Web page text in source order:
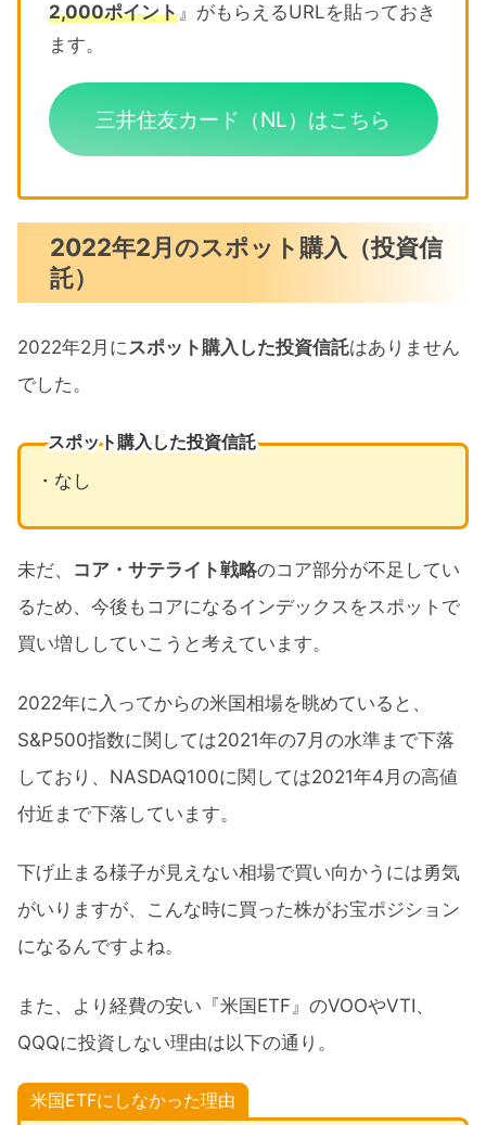
2,000ポイント』がもらえるURLを貼っておき
ます。
三井住友カード（NL）はこちら
2022年2月のスポット購入（投資信
託）
2022年2月に スポット購入した投資信託はありません
でした。
スポット購入した投資信託
・なし
未だ、 コア・サテライト戦略のコア部分が不足してい
るため、今後もコアになるインデックスをスポットで
買い増ししていこうと考えています。
2022年に入ってからの米国相場を眺めていると、
S&P500指数に関しては2021年の7月の水準まで下落
しており、NASDAQ100に関しては2021年4月の高値
付近まで下落しています。
下げ止まる様子が見えない相場で買い向かうには勇気
がいりますが、こんな時に買った株がお宝ポジション
になるんですよね。
また、より経費の安い『米国ETF』のVOOやVTI、
QQQに投資しない理由は以下の通り。
米国ETFにしなかった理由